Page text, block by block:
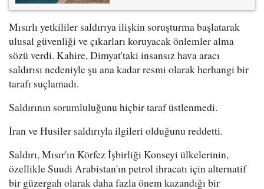
Mısırlı yetkililer saldırıya ilişkin soruşturma başlatarak
ulusal güvenliği ve çıkarları koruyacak önlemler alma
sözü verdi. Kahire, Dimyat'taki insansız hava aracı
saldırısı nedeniyle şu ana kadar resmi olarak herhangi bir
tarafı suçlamadı.
Saldırının sorumluluğunu hiçbir taraf üstlenmedi.
İran ve Husiler saldırıyla ilgileri olduğunu reddetti.
Saldırı, Mısır'ın Körfez İşbirliği Konseyi ülkelerinin,
özellikle Suudi Arabistan'ın petrol ihracatı için alternatif
bir güzergah olarak daha fazla önem kazandığı bir